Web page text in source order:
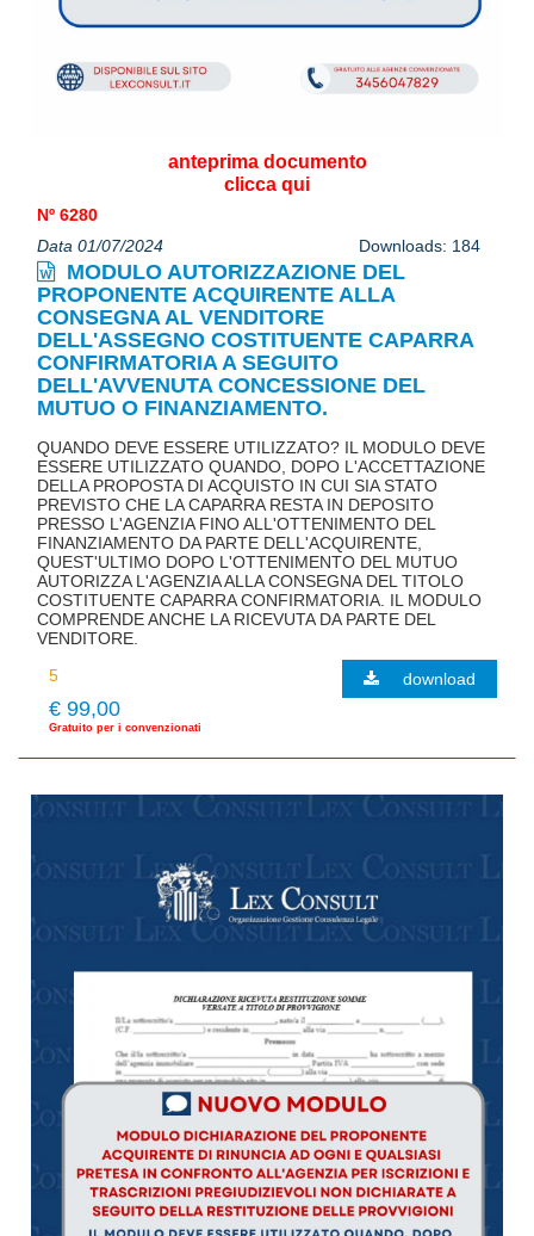
anteprima documento
clicca qui
Nº 6280
Data 01/07/2024
Downloads: 184
MODULO AUTORIZZAZIONE DEL
PROPONENTE ACQUIRENTE ALLA
CONSEGNA AL VENDITORE
DELL'ASSEGNO COSTITUENTE CAPARRA
CONFIRMATORIA A SEGUITO
DELL'AVVENUTA CONCESSIONE DEL
MUTUO O FINANZIAMENTO.
QUANDO DEVE ESSERE UTILIZZATO? IL MODULO DEVE
ESSERE UTILIZZATO QUANDO, DOPO L'ACCETTAZIONE
DELLA PROPOSTA DI ACQUISTO IN CUI SIA STATO
PREVISTO CHE LA CAPARRA RESTA IN DEPOSITO
PRESSO L'AGENZIA FINO ALL'OTTENIMENTO DEL
FINANZIAMENTO DA PARTE DELL'ACQUIRENTE,
QUEST'ULTIMO DOPO L'OTTENIMENTO DEL MUTUO
AUTORIZZA L'AGENZIA ALLA CONSEGNA DEL TITOLO
COSTITUENTE CAPARRA CONFIRMATORIA. IL MODULO
COMPRENDE ANCHE LA RICEVUTA DA PARTE DEL
VENDITORE.
€ 99,00
Gratuito per i convenzionati
download